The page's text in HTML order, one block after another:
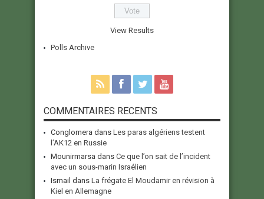
View Results
Polls Archive
COMMENTAIRES RECENTS
Conglomera dans Les paras algériens testent
l’AK12 en Russie
Mounirmarsa dans Ce que l’on sait de l’incident
avec un sous-marin Israélien
Ismail dans La frégate El Moudamir en révision à
Kiel en Allemagne